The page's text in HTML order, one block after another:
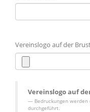
Vereinslogo auf der
Vereinslogo auf
Bedruckungen
durchgeführt.